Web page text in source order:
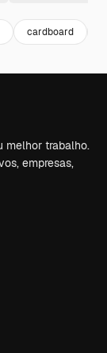
cardboard
melhor trabalho.
empresas,